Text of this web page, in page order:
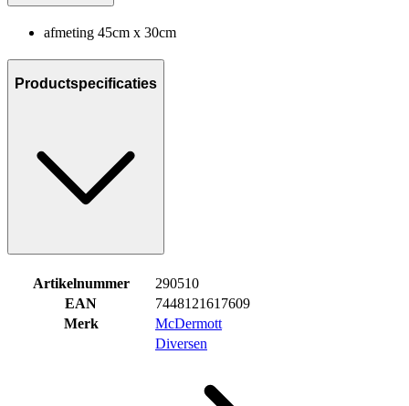
afmeting 45cm x 30cm
Productspecificaties
Artikelnummer
290510
EAN
7448121617609
Merk
McDermott
Diversen